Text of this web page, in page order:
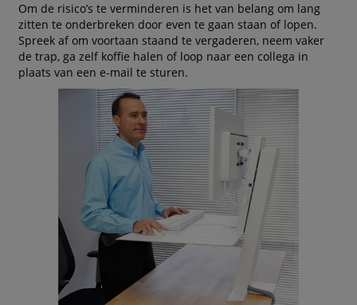
Om de risico’s te verminderen is het van belang om lang
zitten te onderbreken door even te gaan staan of lopen.
Spreek af om voortaan staand te vergaderen, neem vaker
de trap, ga zelf koffie halen of loop naar een collega in
plaats van een e-mail te sturen.